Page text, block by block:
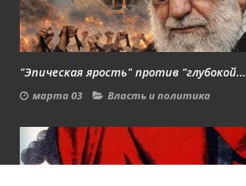
"Эпическая ярость" против "глубокой...
марта 03 Власть и политика